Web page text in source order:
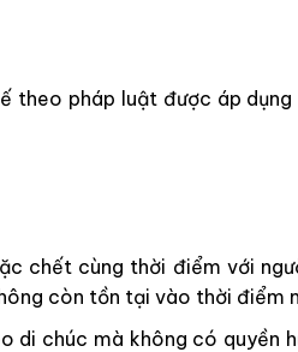
theo pháp luật được áp
chết cùng thời điểm với
còn tồn tại vào thời điểm
di chúc mà không có quyền